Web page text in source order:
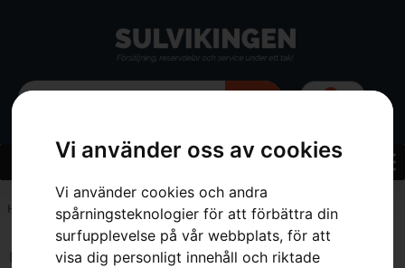
Vi använder oss av cookies
Vi använder cookies och andra
spårningsteknologier för att förbättra din
surfupplevelse på vår webbplats, för att
visa dig personligt innehåll och riktade
0
Hem 6&2.5
Inga resultat.